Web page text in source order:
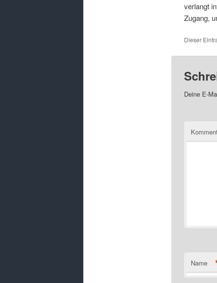
verlangt
Zugang,
Dieser
Deine E-
Name